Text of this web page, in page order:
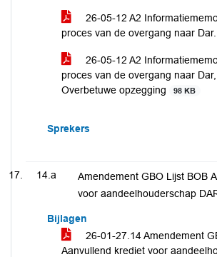
26-05-12 A2
proces van de overgang naar Dar.
26-05-12 A2
proces van de overgang naar
Overbetuwe opzegging
98 KB
Sprekers
14.a
Amendement GBO Lijst BOB
voor aandeelhouderschap
Bijlagen
26-01-27.14 Amendement
Aanvullend krediet voor